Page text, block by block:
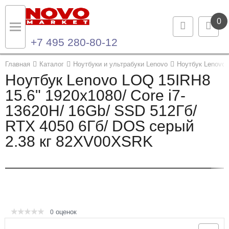
0
+7 495 280-80-12
Главная Каталог Ноутбуки и ультрабуки Lenovo Ноутбук Lenovo
Ноутбук Lenovo LOQ 15IRH8
15.6" 1920x1080/ Core i7-
13620H/ 16Gb/ SSD 512Гб/
RTX 4050 6Гб/ DOS серый
2.38 кг 82XV00XSRK
0 оценок
Назад
Каталог продукции
Ноутбуки и ультрабуки
Компьютеры
Назад
Контакты
Контактная информация